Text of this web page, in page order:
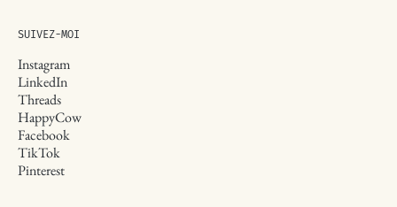
SUIVEZ-MOI
Instagram
LinkedIn
Threads
HappyCow
Facebook
TikTok
Pinterest